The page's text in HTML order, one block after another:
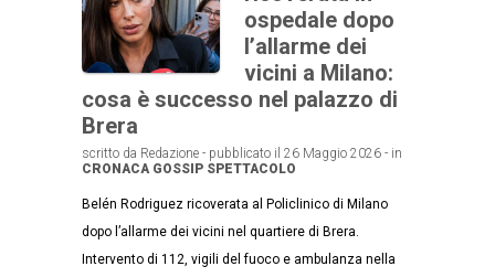
ospedale dopo
l’allarme dei
vicini a Milano:
cosa è successo nel palazzo di
Brera
scritto da Redazione - pubblicato il 26 Maggio 2026 - in
CRONACA GOSSIP SPETTACOLO
Belén Rodriguez ricoverata al Policlinico di Milano
dopo l’allarme dei vicini nel quartiere di Brera.
Intervento di 112, vigili del fuoco e ambulanza nella